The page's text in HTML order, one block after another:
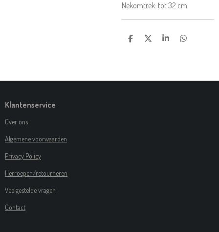
Nekomtrek: tot 32 cm
D
D
S
D
Klantenservice
Over ons
Algemene voorwaarden
Privacy Policy
Herroepen/retourneren
Veelgestelde vragen
Contact